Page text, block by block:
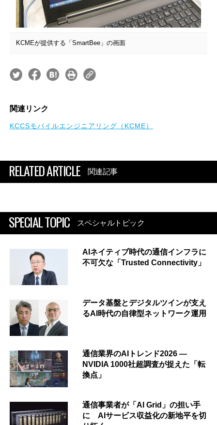
KCMEが提供する「SmartBee」の画面
関連リンク
KCCSモバイルエンジニアリング（KCME）
RELATED ARTICLE 関連記事
SPECIAL TOPIC スペシャルトピック
AIネイティブ時代の通信インフラに
不可欠な「Trusted Connectivity」
データ基盤とデジタルツインが支え
るAI時代の自律型ネットワーク運用
通信業界のAIトレンド2026 ―
NVIDIA 1000社超調査が捉えた「転
換点」
通信事業者が「AI Grid」の担い手
に AIサービス収益化の新地平を切